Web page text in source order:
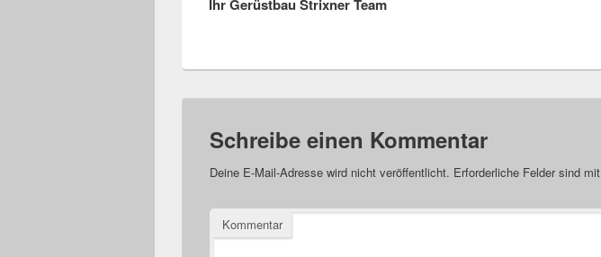
Ihr Gerüstbau Strixner Team
Schreibe einen Kommentar
Deine E-Mail-Adresse wird nicht veröffentlicht. Erforderliche Felder sind mit
Kommentar